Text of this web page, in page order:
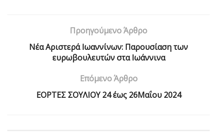
Προηγούμενο Άρθρο
Νέα Αριστερά Ιωαννίνων: Παρουσίαση των
ευρωβουλευτών στα Ιωάννινα
Επόμενο Άρθρο
ΕΟΡΤΕΣ ΣΟΥΛΙΟΥ 24 έως 26Μαΐου 2024